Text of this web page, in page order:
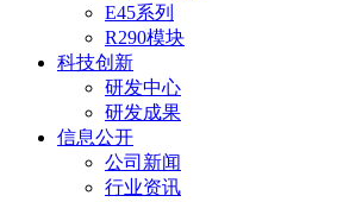
E45系列
R290模块
科技创新
研发中心
研发成果
信息公开
公司新闻
行业资讯